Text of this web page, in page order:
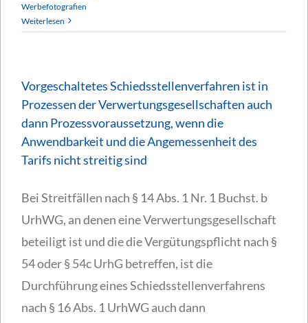
Werbefotografien
Weiterlesen
Vorgeschaltetes Schiedsstellenverfahren ist in
Prozessen der Verwertungsgesellschaften auch
dann Prozessvoraussetzung, wenn die
Anwendbarkeit und die Angemessenheit des
Tarifs nicht streitig sind
Bei Streitfällen nach § 14 Abs. 1 Nr. 1 Buchst. b
UrhWG, an denen eine Verwertungsgesellschaft
beteiligt ist und die die Vergütungspflicht nach §
54 oder § 54c UrhG betreffen, ist die
Durchführung eines Schiedsstellenverfahrens
nach § 16 Abs. 1 UrhWG auch dann